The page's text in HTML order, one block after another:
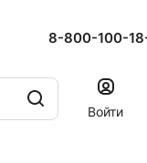
8-800-100-
Войти